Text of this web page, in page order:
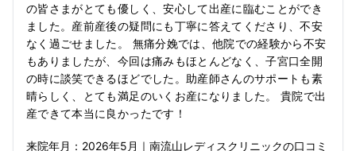
の皆さまがとても優しく、安心して出産に臨むことができ
ました。産前産後の疑問にも丁寧に答えてくださり、不安
なく過ごせました。 無痛分娩では、他院での経験から不安
もありましたが、今回は痛みもほとんどなく、子宮口全開
の時に談笑できるほどでした。助産師さんのサポートも素
晴らしく、とても満足のいくお産になりました。 貴院で出
産できて本当に良かったです！
来院年月： 2026年5月 ｜ 南流山レディスクリニックの口コミ